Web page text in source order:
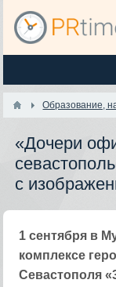
Образование,
«Дочери
с
1 сентября в
комплексе
Севастополя